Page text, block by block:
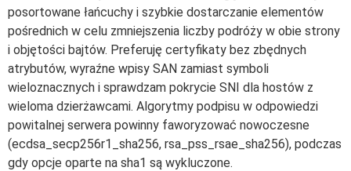
posortowane łańcuchy i szybkie dostarczanie elementów
pośrednich w celu zmniejszenia liczby podróży w obie strony
i objętości bajtów. Preferuję certyfikaty bez zbędnych
atrybutów, wyraźne wpisy SAN zamiast symboli
wieloznacznych i sprawdzam pokrycie SNI dla hostów z
wieloma dzierżawcami. Algorytmy podpisu w odpowiedzi
powitalnej serwera powinny faworyzować nowoczesne
(ecdsa_secp256r1_sha256, rsa_pss_rsae_sha256), podczas
gdy opcje oparte na sha1 są wykluczone.